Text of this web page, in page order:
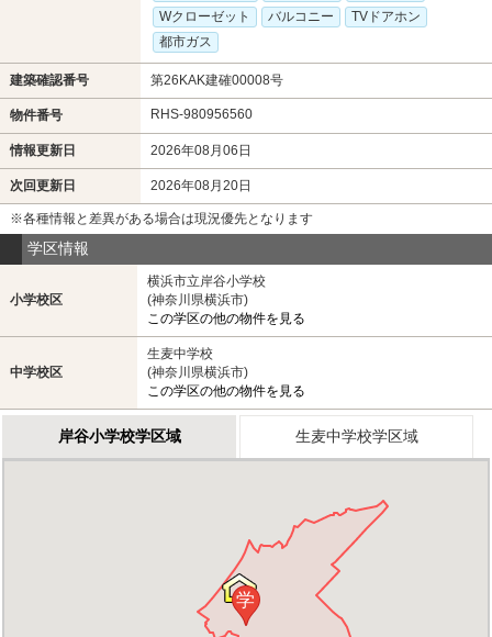
Wクローゼット
バルコニー
TVドアホン
都市ガス
建築確認番号 第26KAK建確00008号
物件番号 RHS-980956560
情報更新日 2026年08月06日
次回更新日 2026年08月20日
※各種情報と差異がある場合は現況優先となります
学区情報
小学校区
横浜市立岸谷小学校
(神奈川県横浜市)
この学区の他の物件を見る
中学校区
生麦中学校
(神奈川県横浜市)
この学区の他の物件を見る
岸谷小学校学区域 生麦中学校学区域
学